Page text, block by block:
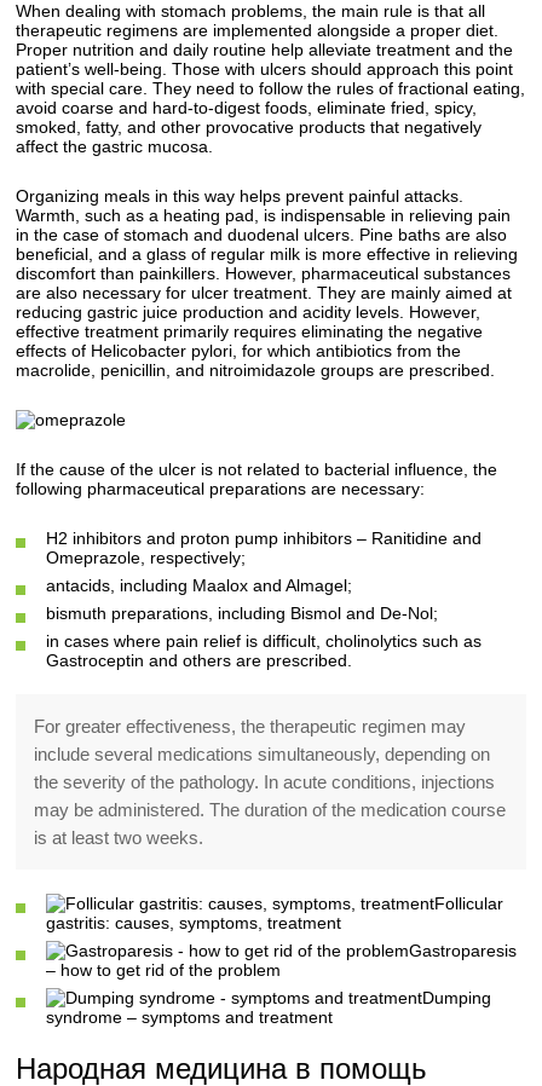
When dealing with stomach problems, the main rule is that all
therapeutic regimens are implemented alongside a proper diet.
Proper nutrition and daily routine help alleviate treatment and the
patient’s well-being. Those with ulcers should approach this point
with special care. They need to follow the rules of fractional eating,
avoid coarse and hard-to-digest foods, eliminate fried, spicy,
smoked, fatty, and other provocative products that negatively
affect the gastric mucosa.
Organizing meals in this way helps prevent painful attacks.
Warmth, such as a heating pad, is indispensable in relieving pain
in the case of stomach and duodenal ulcers. Pine baths are also
beneficial, and a glass of regular milk is more effective in relieving
discomfort than painkillers. However, pharmaceutical substances
are also necessary for ulcer treatment. They are mainly aimed at
reducing gastric juice production and acidity levels. However,
effective treatment primarily requires eliminating the negative
effects of Helicobacter pylori, for which antibiotics from the
macrolide, penicillin, and nitroimidazole groups are prescribed.
If the cause of the ulcer is not related to bacterial influence, the
following pharmaceutical preparations are necessary:
H2 inhibitors and proton pump inhibitors – Ranitidine and
Omeprazole, respectively;
antacids, including Maalox and Almagel;
bismuth preparations, including Bismol and De-Nol;
in cases where pain relief is difficult, cholinolytics such as
Gastroceptin and others are prescribed.
For greater effectiveness, the therapeutic regimen may
include several medications simultaneously, depending on
the severity of the pathology. In acute conditions, injections
may be administered. The duration of the medication course
is at least two weeks.
Follicular
gastritis: causes, symptoms, treatment
Gastroparesis
– how to get rid of the problem
Dumping
syndrome – symptoms and treatment
Народная медицина в помощь